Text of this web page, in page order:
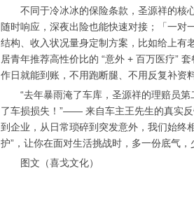
不同于冷冰冰的保险条款，圣源祥的核
随时响应，深夜出险也能快速对接；「一对
结构、收入状况量身定制方案，比如给上有
居青年推荐高性价比的 “意外 + 百万医疗”
作日就能到账，不用跑断腿、不用反复补资料
“去年暴雨淹了车库，圣源祥的理赔员
了车损损失！”—— 来自车主王先生的真实
到企业，从日常琐碎到突发意外，我们始终
护”，让你在面对生活挑战时，多一份底气，
图文（喜戈文化）